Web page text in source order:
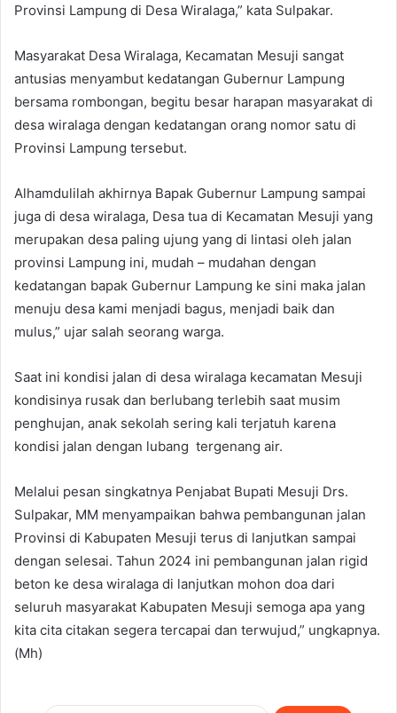
Provinsi Lampung di Desa Wiralaga,” kata Sulpakar.
Masyarakat Desa Wiralaga, Kecamatan Mesuji sangat
antusias menyambut kedatangan Gubernur Lampung
bersama rombongan, begitu besar harapan masyarakat di
desa wiralaga dengan kedatangan orang nomor satu di
Provinsi Lampung tersebut.
Alhamdulilah akhirnya Bapak Gubernur Lampung sampai
juga di desa wiralaga, Desa tua di Kecamatan Mesuji yang
merupakan desa paling ujung yang di lintasi oleh jalan
provinsi Lampung ini, mudah – mudahan dengan
kedatangan bapak Gubernur Lampung ke sini maka jalan
menuju desa kami menjadi bagus, menjadi baik dan
mulus,” ujar salah seorang warga.
Saat ini kondisi jalan di desa wiralaga kecamatan Mesuji
kondisinya rusak dan berlubang terlebih saat musim
penghujan, anak sekolah sering kali terjatuh karena
kondisi jalan dengan lubang tergenang air.
Melalui pesan singkatnya Penjabat Bupati Mesuji Drs.
Sulpakar, MM menyampaikan bahwa pembangunan jalan
Provinsi di Kabupaten Mesuji terus di lanjutkan sampai
dengan selesai. Tahun 2024 ini pembangunan jalan rigid
beton ke desa wiralaga di lanjutkan mohon doa dari
seluruh masyarakat Kabupaten Mesuji semoga apa yang
kita cita citakan segera tercapai dan terwujud,” ungkapnya.
(Mh)